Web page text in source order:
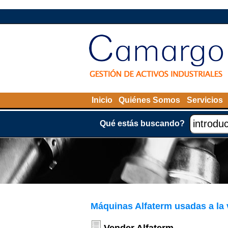
Inicio Quiénes Somos Servicios
Qué estás buscando?
Máquinas Alfaterm usadas a la